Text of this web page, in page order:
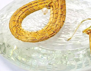
数量